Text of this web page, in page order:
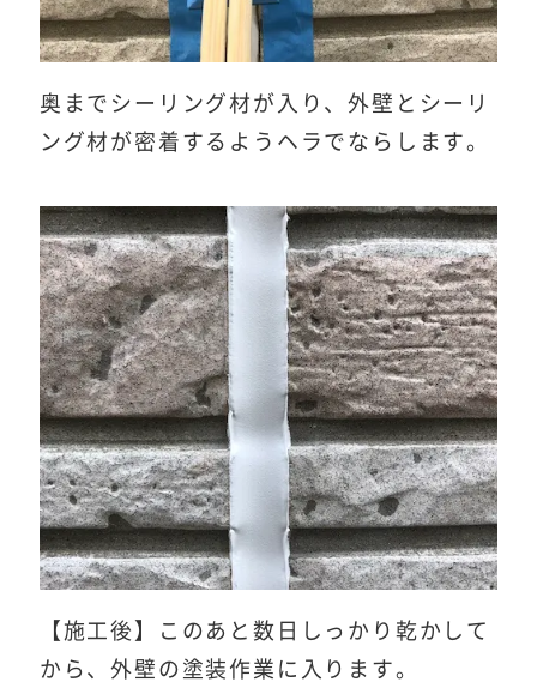
奥までシーリング材が入り、外壁とシーリ
ング材が密着するようヘラでならします。
【施工後】このあと数日しっかり乾かして
から、外壁の塗装作業に入ります。